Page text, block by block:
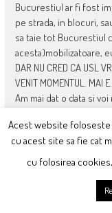
Bucurestiul ar fi fost
pe strada, in blocuri,
sa taie tot Bucurestiul
acesta)mobilizatoare,
DAR NU CRED CA USL
VENIT MOMENTUL. MAI
Am mai dat o data si voi
Daca noi cedam, ei
moartea noastra.
BA SA MOARA EI, IN
Acest website foloseste
cu acest site sa fie cat
cu folosirea